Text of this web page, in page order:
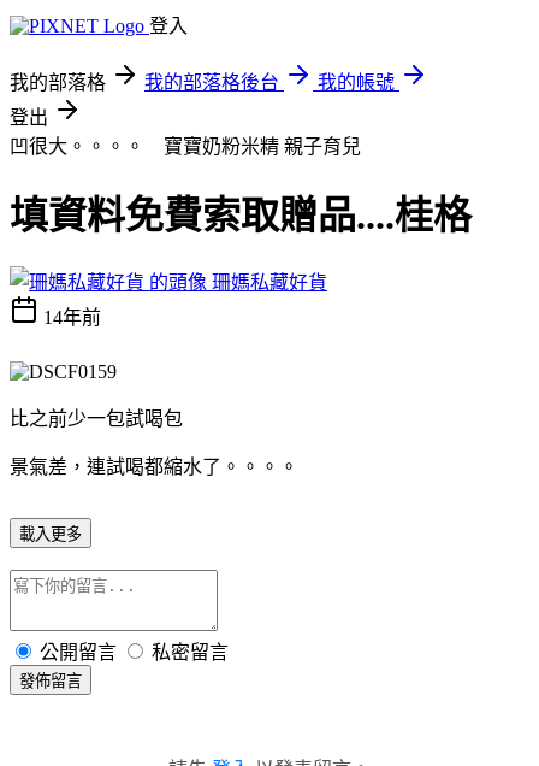
登入
我的部落格 我的部落格後台
我的帳號
登出
凹很大。。。。 寶寶奶粉米精 親子育兒
填資料免費索取贈品....桂格
珊媽私藏好貨
14年前
比之前少一包試喝包
景氣差，連試喝都縮水了。。。。
載入更多
公開留言 私密留言
發佈留言